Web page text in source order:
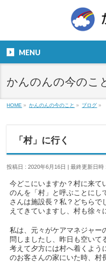
９：０
MENU
かんのんの今のこ
HOME » かんのんの今のこと » ブログ »
「村」に行く
投稿日 : 2020年6月16日 最終更新日時
今どこにいますか？村に来て
のんを「村」と呼ぶことにし
さんは施設長？私？どちらで
えてきていますし、村も徐々
私は、元々がケアマネジャー
問しましたし、昨日も空いて
考えて夕方には村へ着くよう
のお客さんの家にいた時、村